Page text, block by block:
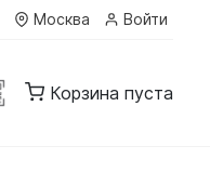
Москва Войти
Корзина пуста